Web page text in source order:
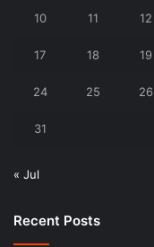
10 11 12
17 18 19
24 25 26
31
« Jul
Recent Posts